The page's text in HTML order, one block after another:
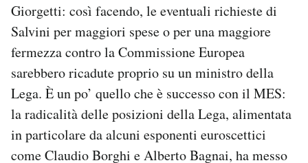
Giorgetti: così facendo, le eventuali richieste di
Salvini per maggiori spese o per una maggiore
fermezza contro la Commissione Europea
sarebbero ricadute proprio su un ministro della
Lega. È un po’ quello che è successo con il MES:
la radicalità delle posizioni della Lega, alimentata
in particolare da alcuni esponenti euroscettici
come Claudio Borghi e Alberto Bagnai, ha messo